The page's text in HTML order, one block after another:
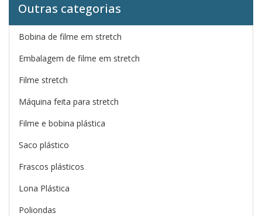
Outras categorias
Bobina de filme em stretch
Embalagem de filme em stretch
Filme stretch
Máquina feita para stretch
Filme e bobina plástica
Saco plástico
Frascos plásticos
Lona Plástica
Poliondas